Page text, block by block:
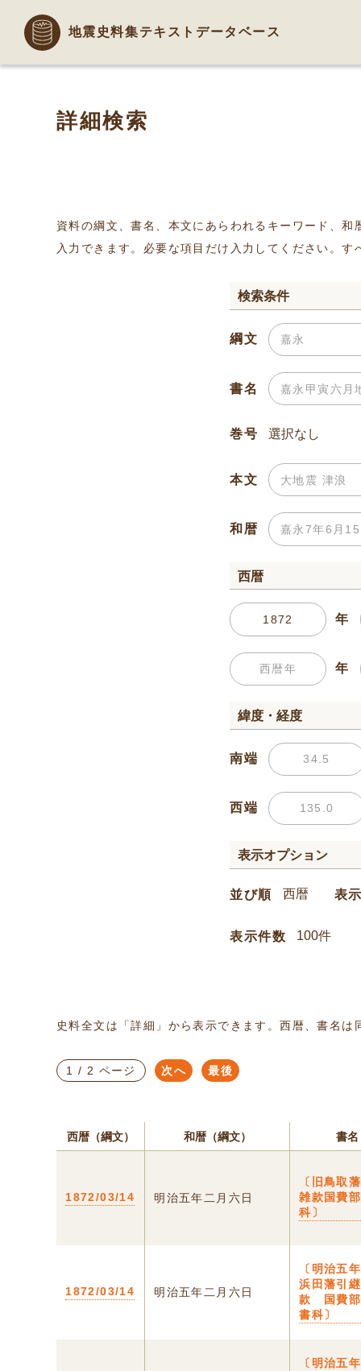
地震史料集テキストデータベース
詳細検索
資料の綱文、書名、本文にあらわれるキーワード、
入力できます。必要な項目だけ入力してください。
検索条件
綱文
書名
巻号
本文
和暦
西暦
年
年
緯度・経度
南端
西端
表示オプション
並び順 表
表示件数
史料全文は「詳細」から表示できます。西暦、書名
1 / 2 ページ 次へ 最後
西暦（綱文） 和暦（綱文） 書名
1872/03/14 明治五年二月六日
〔旧鳥取
雑款国費
科〕
1872/03/14 明治五年二月六日
〔明治五
浜田藩引
款 国費
書科〕
〔明治五